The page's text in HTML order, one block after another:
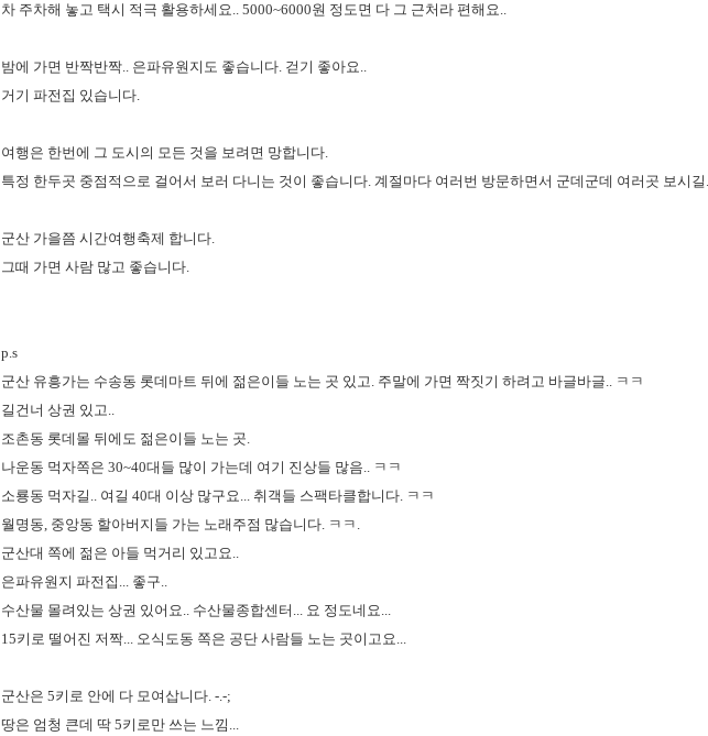
차 주차해 놓고 택시 적극 활용하세요.. 5000~6000원 정도면 다 그 근처라 편해요..
밤에 가면 반짝반짝.. 은파유원지도 좋습니다. 걷기 좋아요..
거기 파전집 있습니다.
여행은 한번에 그 도시의 모든 것을 보려면 망합니다.
특정 한두곳 중점적으로 걸어서 보러 다니는 것이 좋습니다. 계절마다 여러번 방문하면서 군데군데 여러곳 보시길
군산 가을쯤 시간여행축제 합니다.
그때 가면 사람 많고 좋습니다.
p.s
군산 유흥가는 수송동 롯데마트 뒤에 젊은이들 노는 곳 있고. 주말에 가면 짝짓기 하려고 바글바글.. ㅋㅋ
길건너 상권 있고..
조촌동 롯데몰 뒤에도 젊은이들 노는 곳.
나운동 먹자쪽은 30~40대들 많이 가는데 여기 진상들 많음.. ㅋㅋ
소룡동 먹자길.. 여길 40대 이상 많구요... 취객들 스팩타클합니다. ㅋㅋ
월명동, 중앙동 할아버지들 가는 노래주점 많습니다. ㅋㅋ.
군산대 쪽에 젊은 아들 먹거리 있고요..
은파유원지 파전집... 좋구..
수산물 몰려있는 상권 있어요.. 수산물종합센터... 요 정도네요...
15키로 떨어진 저짝... 오식도동 쪽은 공단 사람들 노는 곳이고요...
군산은 5키로 안에 다 모여삽니다. -.-;
땅은 엄청 큰데 딱 5키로만 쓰는 느낌...